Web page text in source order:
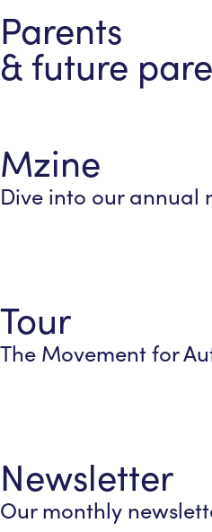
Parents
& future
Mzine
Dive into our annual
Tour
The Movement for
Newsletter
Our monthly